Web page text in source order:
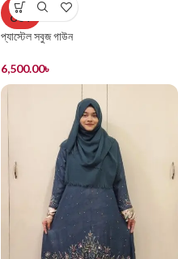
SOLD
OUT
প্যাস্টেল সবুজ গাউন
6,500.00৳